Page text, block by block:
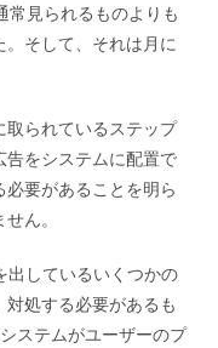
見られるものよりも
そして、それは月に
取られているステップ
告をシステムに配置で
要があることを明ら
ん。
しているいくつかの
処する必要があるも
ステムがユーザーのプ